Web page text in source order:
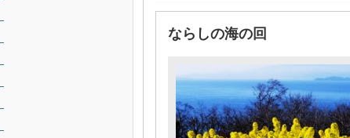
ならしの海の回